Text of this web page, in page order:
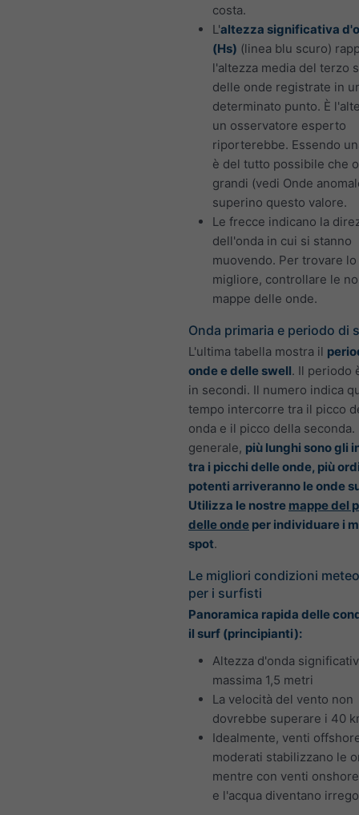
costa.
L'altezza significativa
(Hs) (linea blu scuro)
l'altezza media del terzo
delle onde registrate in
determinato punto. È
un osservatore esperto
riporterebbe. Essendo
è del tutto possibile che
grandi (vedi Onde
superino questo valore.
Le frecce indicano la
dell'onda in cui si stanno
muovendo. Per trovare
migliore, controllare le
mappe delle onde.
Onda primaria e periodo di
L'ultima tabella mostra il
onde e delle swell. Il periodo
in secondi. Il numero indica
tempo intercorre tra il picco
onda e il picco della seconda.
generale, più lunghi sono gli
tra i picchi delle onde, più
potenti arriveranno le onde
Utilizza le nostre mappe del
delle onde per individuare i
spot.
Le migliori condizioni
per i surfisti
Panoramica rapida delle
il surf (principianti):
Altezza d'onda
massima 1,5 metri
La velocità del vento non
dovrebbe superare i 40
Idealmente, venti
moderati stabilizzano le
mentre con venti
e l'acqua diventano